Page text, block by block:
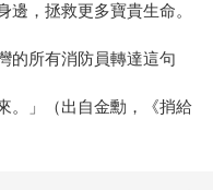
，拯救更多寶貴生命。
的所有消防員轉達這句
。」（出自金勳，《捎給